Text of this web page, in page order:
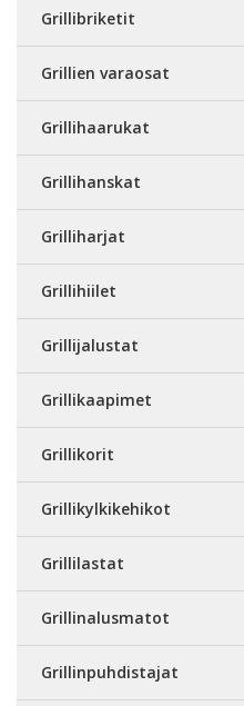
Grillibriketit
Grillien varaosat
Grillihaarukat
Grillihanskat
Grilliharjat
Grillihiilet
Grillijalustat
Grillikaapimet
Grillikorit
Grillikylkikehikot
Grillilastat
Grillinalusmatot
Grillinpuhdistajat